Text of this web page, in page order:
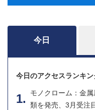
今日
今日のアクセスランキン
モノクローム：金
類を発売、3月受注